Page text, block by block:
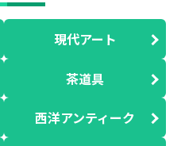
現代アート
茶道具
西洋アンティーク